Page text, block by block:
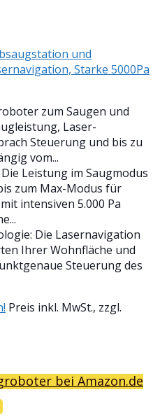
und
Starke 5000Pa
zum Saugen und
Laser-
Steuerung und bis zu
vom...
Leistung im Saugmodus
zum Max-Modus für
intensiven 5.000 Pa
Die Lasernavigation
Ihrer Wohnfläche und
Steuerung des
Preis inkl. MwSt., zzgl.
bei Amazon.de